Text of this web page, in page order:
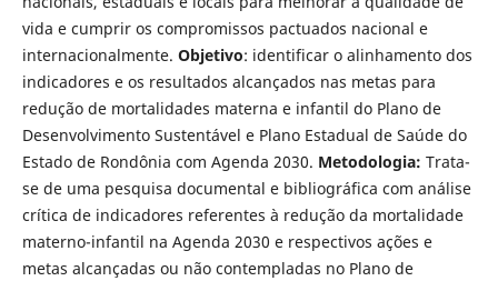
vida e cumprir os compromissos pactuados nacional e
internacionalmente. Objetivo: identificar o alinhamento dos
indicadores e os resultados alcançados nas metas para
redução de mortalidades materna e infantil do Plano de
Desenvolvimento Sustentável e Plano Estadual de Saúde do
Estado de Rondônia com Agenda 2030. Metodologia: Trata-
se de uma pesquisa documental e bibliográfica com análise
crítica de indicadores referentes à redução da mortalidade
materno-infantil na Agenda 2030 e respectivos ações e
metas alcançadas ou não contempladas no Plano de